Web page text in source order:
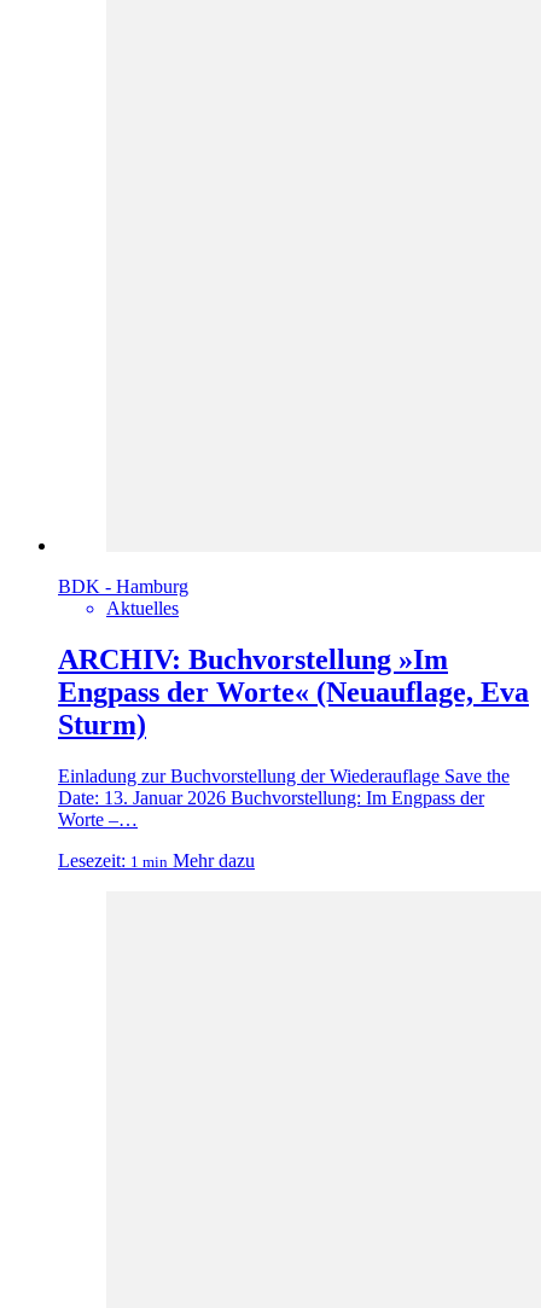
BDK - Hamburg
Aktuelles
ARCHIV: Buchvorstellung »Im
Engpass der Worte« (Neuauflage, Eva
Sturm)
Einladung zur Buchvorstellung der Wiederauflage Save the
Date: 13. Januar 2026 Buchvorstellung: Im Engpass der
Worte –…
Lesezeit: 1 min Mehr dazu